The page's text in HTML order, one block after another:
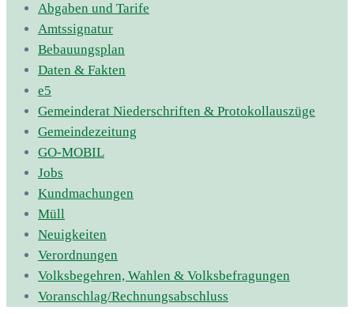
Abgaben und Tarife
Amtssignatur
Bebauungsplan
Daten & Fakten
e5
Gemeinderat Niederschriften & Protokollauszüge
Gemeindezeitung
GO-MOBIL
Jobs
Kundmachungen
Müll
Neuigkeiten
Verordnungen
Volksbegehren, Wahlen & Volksbefragungen
Voranschlag/Rechnungsabschluss